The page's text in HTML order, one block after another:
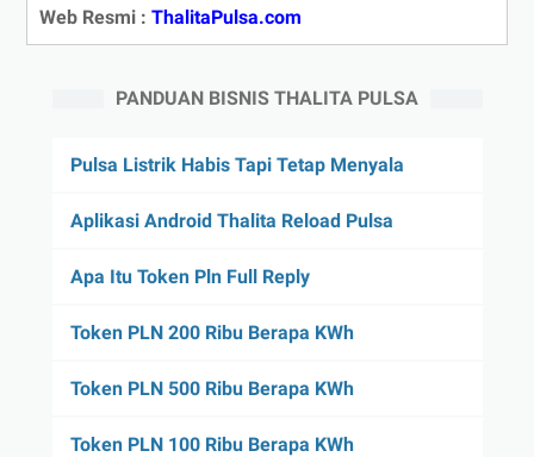
Web Resmi : ThalitaPulsa.com
PANDUAN BISNIS THALITA PULSA
Pulsa Listrik Habis Tapi Tetap Menyala
Aplikasi Android Thalita Reload Pulsa
Apa Itu Token Pln Full Reply
Token PLN 200 Ribu Berapa KWh
Token PLN 500 Ribu Berapa KWh
Token PLN 100 Ribu Berapa KWh